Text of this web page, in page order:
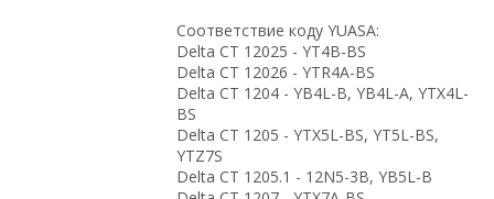
Соответствие коду YUASA:
Delta CT 12025 - YT4B-BS
Delta CT 12026 - YTR4A-BS
Delta CT 1204 - YB4L-B, YB4L-A, YTX4L-
BS
Delta CT 1205 - YTX5L-BS, YT5L-BS,
YTZ7S
Delta CT 1205.1 - 12N5-3B, YB5L-B